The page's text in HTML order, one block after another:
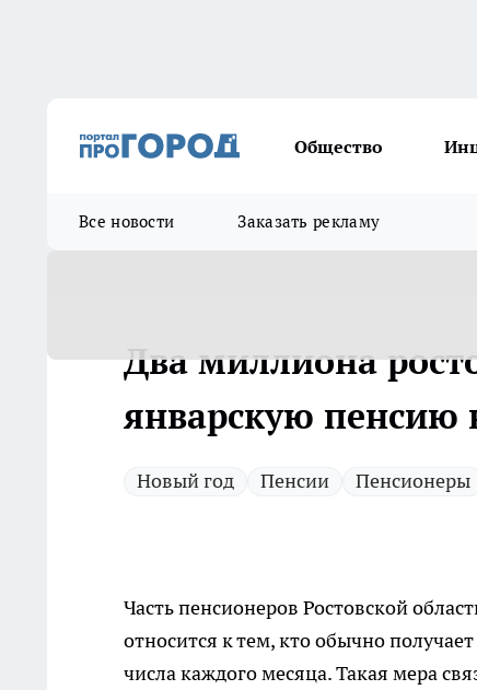
Общество
Все новости Заказать рекламу
Два миллиона
январскую пенсию
Новый год Пенсии Пенсионеры
Часть пенсионеров Ростовской
относится к тем, кто обычно
числа каждого месяца. Такая мера